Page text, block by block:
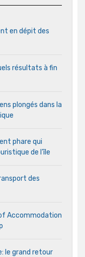
en dépit des
résultats à fin
plongés dans la
phare qui
de l’île
des
Accommodation
le grand retour